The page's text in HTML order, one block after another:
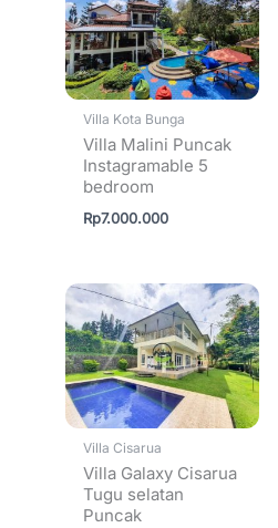
Villa Kota Bunga
Villa Malini Puncak
Instagramable 5
bedroom
Rp7.000.000
Villa Cisarua
Villa Galaxy Cisarua
Tugu selatan
Puncak